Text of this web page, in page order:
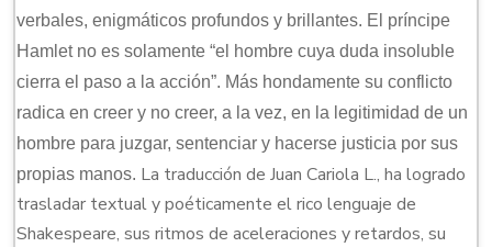
verbales, enigmáticos profundos y brillantes. El príncipe
Hamlet no es solamente “el hombre cuya duda insoluble
cierra el paso a la acción”. Más hondamente su conflicto
radica en creer y no creer, a la vez, en la legitimidad de un
hombre para juzgar, sentenciar y hacerse justicia por sus
propias manos. La traducción de Juan Cariola L., ha logrado
trasladar textual y poéticamente el rico lenguaje de
Shakespeare, sus ritmos de aceleraciones y retardos, su